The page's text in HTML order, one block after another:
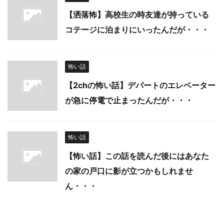
【洒落怖】高校生の時友達が持っている
コテージに泊まりにいったんだが・・・
怖い話
【2chの怖い話】デパートのエレベーター
が急に停電で止まったんだが・・・
怖い話
【怖い話】この話を読んだ後にはあなた
の家の戸口に影が立つかもしれませ
ん・・・